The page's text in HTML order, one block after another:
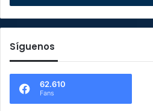
Síguenos
62.610
Fans